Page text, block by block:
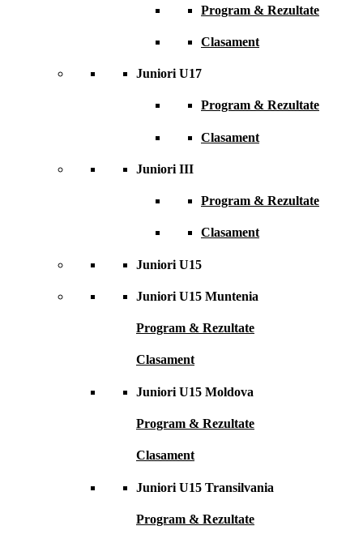
Program & Rezultate
Clasament
Juniori U17
Program & Rezultate
Clasament
Juniori III
Program & Rezultate
Clasament
Juniori U15
Juniori U15 Muntenia
Program & Rezultate
Clasament
Juniori U15 Moldova
Program & Rezultate
Clasament
Juniori U15 Transilvania
Program & Rezultate